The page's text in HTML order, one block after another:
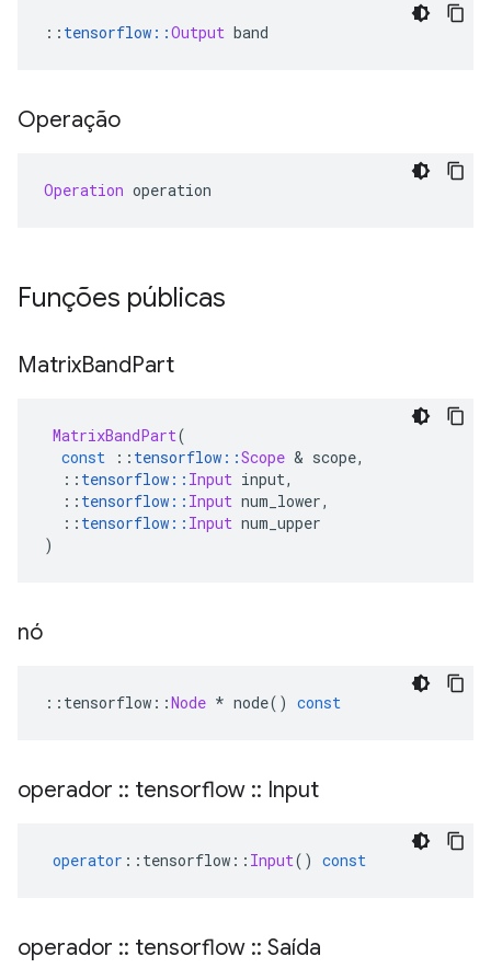
:: tensorflow ::Output band
Operação
Operation operation
Funções públicas
MatrixBandPart
MatrixBandPart(
const
:: tensorflow ::Scope & scope,
:: tensorflow :: Input input,
:: tensorflow :: Input num_lower,
:: tensorflow :: Input num_upper
)
nó
:: tensorflow ::Node * node() const
operador :: tensorflow :: Input
operator :: tensorflow :: Input() const
operador :: tensorflow :: Saída